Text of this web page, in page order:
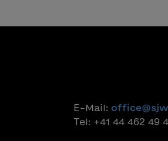
E-Mail:
Tel: +41 44 462 49